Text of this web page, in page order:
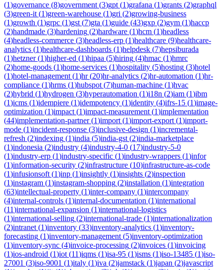
(1)governance (8)government (3)gpt (1)grafana (1)grants (2)graphql
(3)green-it (1)green-warehouse (1)gri (2)growing-business
(1)growth (1)grpc (1)gst (7)gta (1)guide (43)gxp (2)gym (1)haccp
(2)handmade (3)hardening (2)hardware (1)hcm (1)headless
(4)headless-commerce (3)headless-erp (1)healthcare (9)healthcare-
analytics (1)healthcare-dashboards (1)helpdesk (7)hepsiburada
(1)hetzner(1)higher-ed (1)hipaa (5)hiring (4)hmac (1)hmrc
(2)home-goods (1)home-services (1)hospitality (5)hosting (3)hotel
(1)hotel-management (1)hr(20)hr-analytics (2)hr-automation (1)hr-
compliance (1)hrms (1)hubspot (7)human-machine (1)hvac
(2)hybrid (1)hydrogen (3)hyperautomation (1)i18n (2)iam (1)ibm
(1)icms (1)idempiere (1)idempotency (1)identity (4)ifrs-15 (1)image-
optimization (1)impact (1)impact-measurement (1)implementation
(44)implementation-partner(1)import (1)import-export (1)import-
mode (1)incident-response (3)inclusive-design (1)incremental-
refresh (2)indexing (1)india (5)india-gst (2)india-marketplace
(1)indonesia (2)industry (4)industry-4-0 (17)industry-5-0
(1)industry-erp (1)industry-specific (1)industry-wrappers (1)infor
(1)information-security (2)infrastructure (10)infrastructure-as-code
(1)infusionsoft (1)inp (1)insightly (1)insights (2)inspection
(1)instagram (1)instagram-shopping (2)installation (1)integration
(63)intellectual-property (1)inter-company (1)intercompany
(4)internal-controls (1)internal-documentation (1)international
(11)international-expansion (1)international-logistics
(1)international-selling (2)international-trade (1)internationalization
(2)intranet (1)inventory (33)inventory-analytics (1)inventory-
forecasting (1)inventory-management (5)inventory-optimization
(1)inventory-sync (4)invoice-processing (2)invoices (1)invoicing
(1)ios-android (1)iot (11)iqms (1)isa-95 (1)isms (1)iso-13485 (1)iso-
27001 (3)iso-9001 (1)italy (1)iva (2)jamstack (1)japan (2)javascript